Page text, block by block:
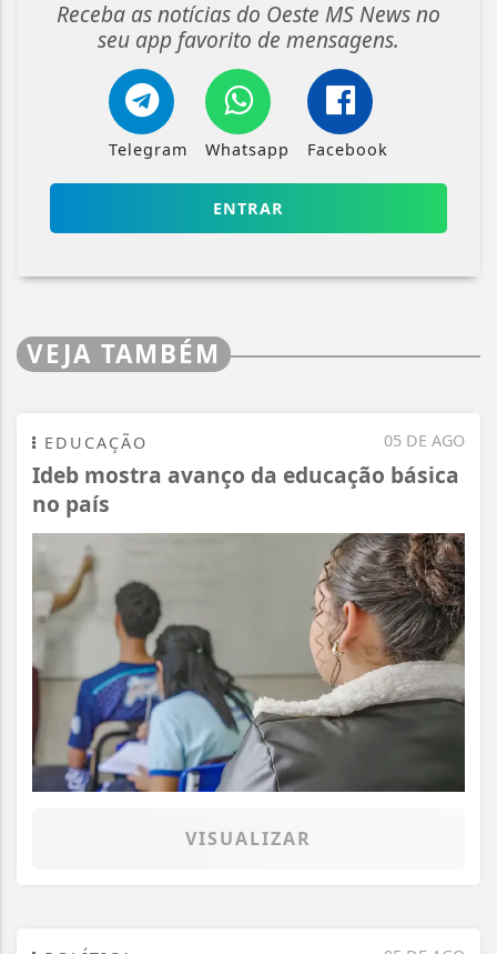
Receba as notícias do Oeste MS News no
seu app favorito de mensagens.
Telegram Whatsapp Facebook
ENTRAR
VEJA TAMBÉM
05 DE AGO
EDUCAÇÃO
Ideb mostra avanço da educação básica
no país
VISUALIZAR